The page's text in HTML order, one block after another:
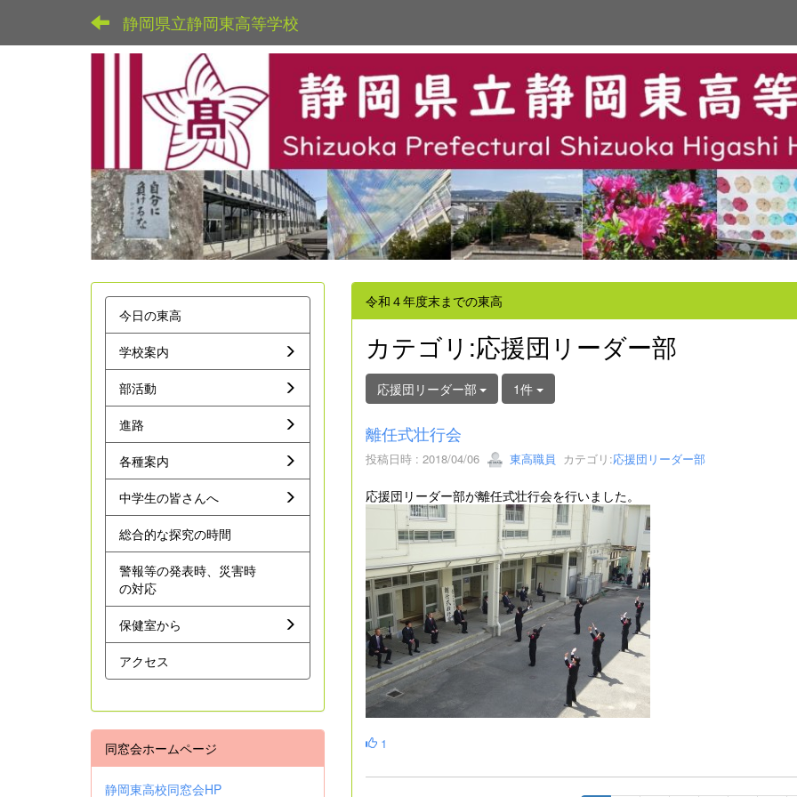
静岡県立静岡東高等学校
令和４年度末までの東高
カテゴリ:応援団リーダー部
応援団リーダー部 1件
離任式壮行会
投稿日時 : 2018/04/06 東高職員 カテゴリ:応援団リーダー部
応援団リーダー部が離任式壮行会を行いました。
1
今日の東高
学校案内
部活動
進路
各種案内
中学生の皆さんへ
総合的な探究の時間
警報等の発表時、災害時
の対応
保健室から
アクセス
同窓会ホームページ
静岡東高校同窓会HP